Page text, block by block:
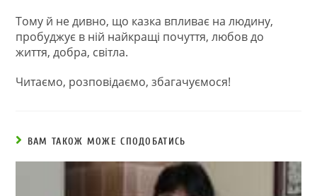
Тому й не дивно, що казка впливає на людину,
пробуджує в ній найкращі почуття, любов до
життя, добра, світла.
Читаємо, розповідаємо, збагачуємося!
ВАМ ТАКОЖ МОЖЕ СПОДОБАТИСЬ